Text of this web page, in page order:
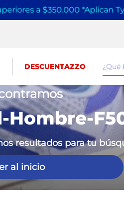
a $350.000 *Aplican
DESCUENTAZZO
resultados para tu
al inicio